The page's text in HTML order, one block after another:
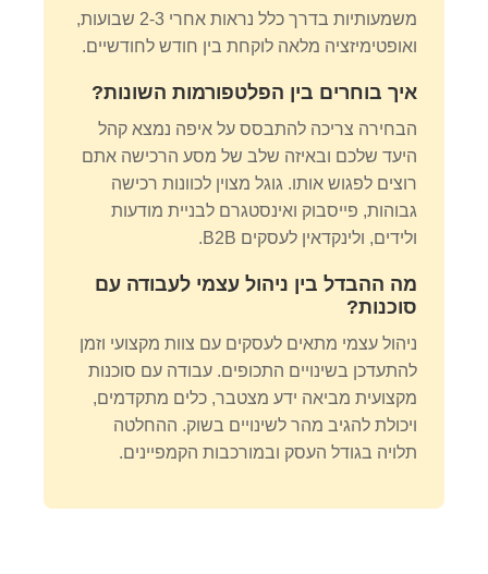
משמעותיות בדרך כלל נראות אחרי 2-3 שבועות,
ואופטימיזציה מלאה לוקחת בין חודש לחודשיים.
איך בוחרים בין הפלטפורמות השונות?
הבחירה צריכה להתבסס על איפה נמצא קהל
היעד שלכם ובאיזה שלב של מסע הרכישה אתם
רוצים לפגוש אותו. גוגל מצוין לכוונות רכישה
גבוהות, פייסבוק ואינסטגרם לבניית מודעות
ולידים, ולינקדאין לעסקים B2B.
מה ההבדל בין ניהול עצמי לעבודה עם
סוכנות?
ניהול עצמי מתאים לעסקים עם צוות מקצועי וזמן
להתעדכן בשינויים התכופים. עבודה עם סוכנות
מקצועית מביאה ידע מצטבר, כלים מתקדמים,
ויכולת להגיב מהר לשינויים בשוק. ההחלטה
תלויה בגודל העסק ובמורכבות הקמפיינים.